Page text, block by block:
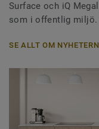
Surface och iQ
som i offentlig miljö.
SE ALLT OM